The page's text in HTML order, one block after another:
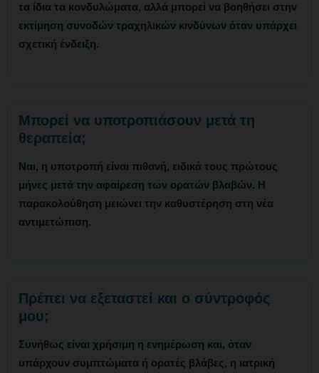
τα ίδια τα κονδυλώματα, αλλά μπορεί να βοηθήσει στην
εκτίμηση συνοδών τραχηλικών κινδύνων όταν υπάρχει
σχετική ένδειξη.
Μπορεί να υποτροπιάσουν μετά τη
θεραπεία;
Ναι, η υποτροπή είναι πιθανή, ειδικά τους πρώτους
μήνες μετά την αφαίρεση των ορατών βλαβών. Η
παρακολούθηση μειώνει την καθυστέρηση στη νέα
αντιμετώπιση.
Πρέπει να εξεταστεί και ο σύντροφός
μου;
Συνήθως είναι χρήσιμη η ενημέρωση και, όταν
υπάρχουν συμπτώματα ή ορατές βλάβες, η ιατρική